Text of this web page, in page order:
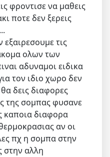
φροντισε να μαθεις
ποτε δεν ξερεις
τις
ολων των
αδυναμοι ειδικα
τον ιδιο χωρο δεν
δεις διαφορες
της σομπας φυσανε
καποια διαφορα
αν οι
πχ η σομπα στην
στην αλλη